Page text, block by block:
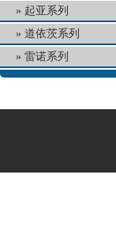
起亚系列
道依茨系列
雷诺系列